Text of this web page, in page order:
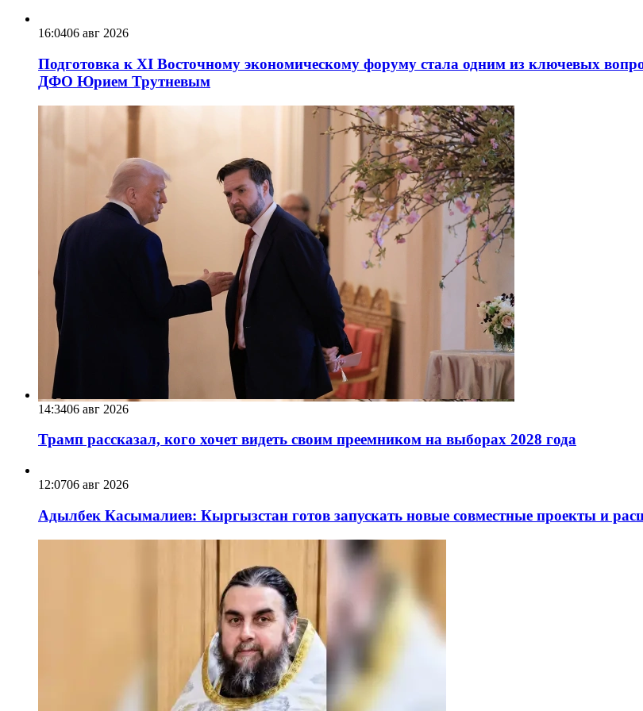
16:0406 авг 2026
Подготовка к XI Восточному экономическому форуму стала одним из ключевых
ДФО Юрием Трутневым
14:3406 авг 2026
Трамп рассказал, кого хочет видеть своим преемником на выборах 2028 года
12:0706 авг 2026
Адылбек Касымалиев: Кыргызстан готов запускать новые совместные проекты и